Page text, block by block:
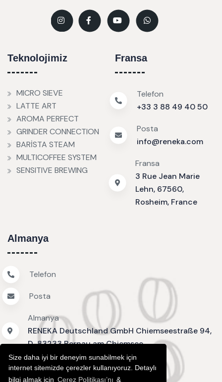
Size daha iyi bir deneyim sunabilmek için
internet sitemizde çerezler kullanıyoruz. Detaylı
bilgi almak için Çerez Politikası’nı &
Teknolojimiz
MICRO SIEVE
LATTE ART
AROMA PERFECT
GRINDER CONNECTION
BARİSTA STEAM
MULTICOFFEE SYSTEM
SENSITIVE BREWING
Fransa
Telefon
+33 3 88 49 40 50
Posta
info@reneka.com
Fransa
3 Rue Jean Marie
Lehn, 67560,
Rosheim, France
Almanya
Telefon
Posta
Almanya
RENEKA Deutschland GmbH Chiemseestraße 94,
D-83233 Bernau am Chiemsee